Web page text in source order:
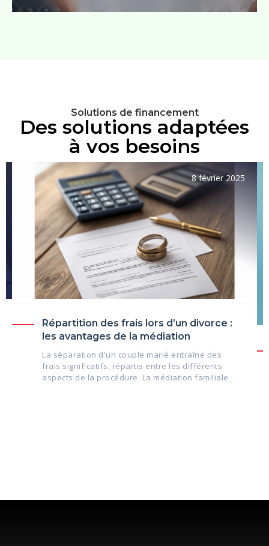
Solutions de financement
Des solutions adaptées
à vos besoins
8 février 2025
Répartition des frais lors d’un divorce :
les avantages de la médiation
La séparation d'un couple marié entraîne des
frais significatifs, répartis entre les différents
aspects de la procédure. La médiation familiale